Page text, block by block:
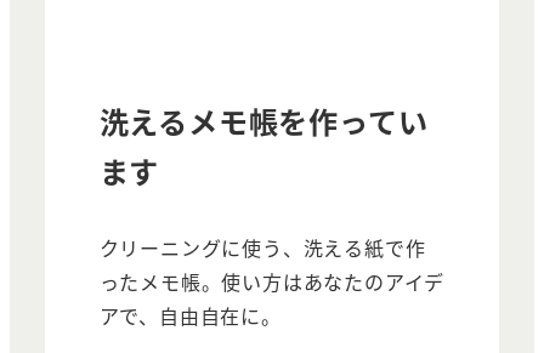
洗えるメモ帳を作ってい
ます
クリーニングに使う、洗える紙で作
ったメモ帳。使い方はあなたのアイデ
アで、自由自在に。